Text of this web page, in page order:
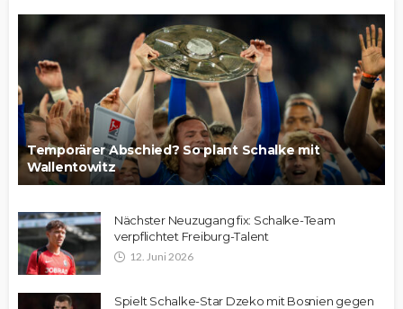
Temporärer Abschied? So plant Schalke mit
Wallentowitz
Nächster Neuzugang fix: Schalke-Team
verpflichtet Freiburg-Talent
12. Juni 2026
Spielt Schalke-Star Dzeko mit Bosnien gegen